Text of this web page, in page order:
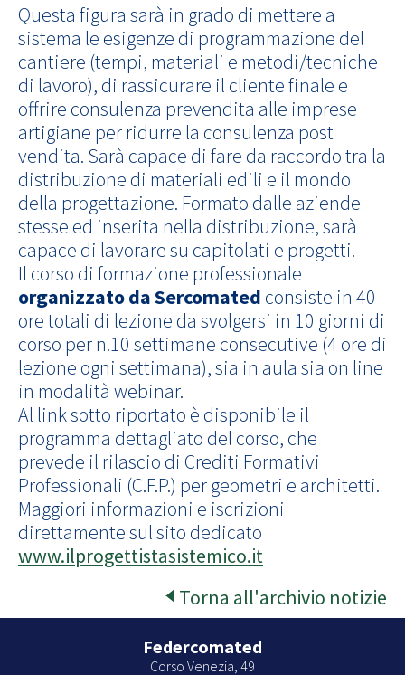
Questa figura sarà in grado di mettere a
sistema le esigenze di programmazione del
cantiere (tempi, materiali e metodi/tecniche
di lavoro), di rassicurare il cliente finale e
offrire consulenza prevendita alle imprese
artigiane per ridurre la consulenza post
vendita. Sarà capace di fare da raccordo tra la
distribuzione di materiali edili e il mondo
della progettazione. Formato dalle aziende
stesse ed inserita nella distribuzione, sarà
capace di lavorare su capitolati e progetti.
Il corso di formazione professionale
organizzato da Sercomated consiste in 40
ore totali di lezione da svolgersi in 10 giorni di
corso per n.10 settimane consecutive (4 ore di
lezione ogni settimana), sia in aula sia on line
in modalità webinar.
Al link sotto riportato è disponibile il
programma dettagliato del corso, che
prevede il rilascio di Crediti Formativi
Professionali (C.F.P.) per geometri e architetti.
Maggiori informazioni e iscrizioni
direttamente sul sito dedicato
www.ilprogettistasistemico.it
Torna all'archivio notizie
Federcomated
Corso Venezia, 49